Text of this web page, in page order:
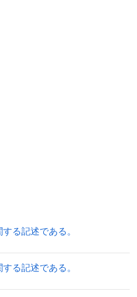
る記述である。
る記述である。